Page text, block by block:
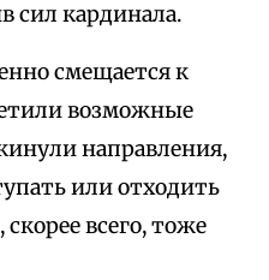
сил кардинала.
смещается к
возможные
направления,
или отходить
всего, тоже